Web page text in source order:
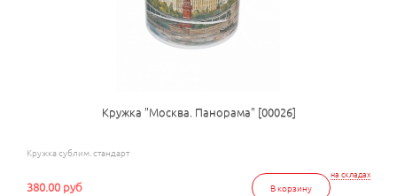
Кружка "Москва. Панорама" [00026]
Кружка сублим. стандарт
на складах
В корзину
380.00 руб